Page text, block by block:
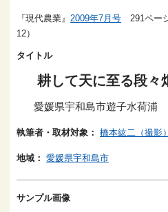
『現代農業』 2009年7月号 291ペー
12）
タイトル
耕して天に至る段々
愛媛県宇和島市遊子水荷浦
執筆者・取材対象： 橋本紘二（撮影）
地域： 愛媛県宇和島市
サンプル画像